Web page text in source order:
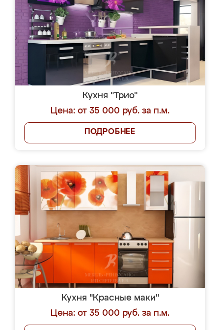
Кухня "Трио"
Цена: от 35 000 руб. за п.м.
ПОДРОБНЕЕ
Кухня "Красные маки"
Цена: от 35 000 руб. за п.м.